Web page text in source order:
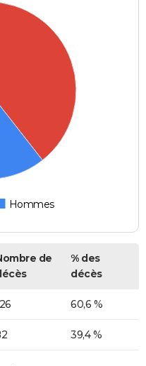
Hommes
de
% des
décès
60,6 %
39,4 %